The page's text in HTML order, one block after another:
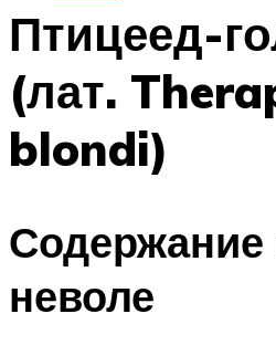
Птицеед-
(лат.
blondi)
Содержание
неволе